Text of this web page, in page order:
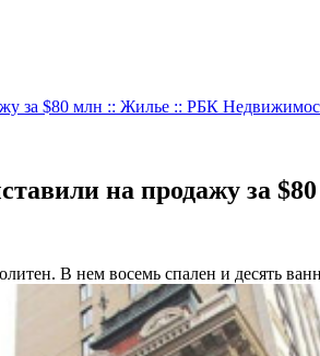
за $80 млн :: Жилье :: РБК
на продажу за
В нем восемь спален и десять